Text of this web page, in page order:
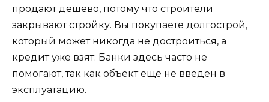
продают дешево, потому что строители
закрывают стройку. Вы покупаете долгострой,
который может никогда не достроиться, а
кредит уже взят. Банки здесь часто не
помогают, так как объект еще не введен в
эксплуатацию.